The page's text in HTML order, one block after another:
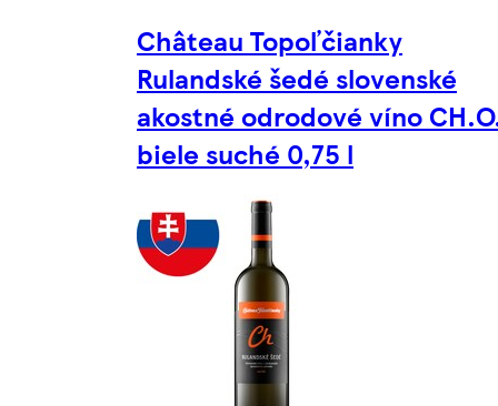
Château Topoľčianky
Rulandské šedé slovenské
akostné odrodové víno
biele suché 0,75 l